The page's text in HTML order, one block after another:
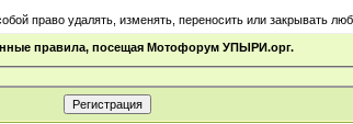
право удалять, изменять, переносить или закрывать
правила, посещая Мотофорум УПЫРИ.орг.